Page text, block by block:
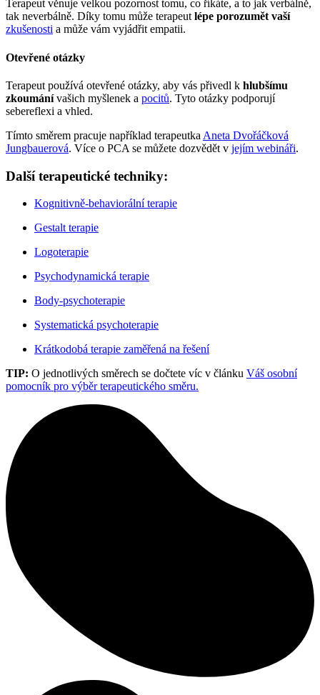
Terapeut věnuje velkou pozornost tomu, co říkáte, a to jak verbálně,
tak neverbálně. Díky tomu může terapeutlépe porozumět vaší
zkušenosti a může vám vyjádřit empatii.
Otevřené otázky
Terapeut používá otevřené otázky, aby vás přivedl k hlubšímu
zkoumánívašich myšlenek a pocitů. Tyto otázky podporují
sebereflexi a vhled.
Tímto směrem pracuje například terapeutka Aneta Dvořáčková
Jungbauerová. Více o PCA se můžete dozvědět v jejím webináři.
Další terapeutické techniky:
Kognitivně-behaviorální terapie
Gestalt terapie
Logoterapie
Psychodynamická terapie
Body-psychoterapie
Systematická psychoterapie
Krátkodobá terapie zaměřená na řešení
TIP: O jednotlivých směrech se dočtete víc v článku Váš osobní
pomocník pro výběr terapeutického směru.